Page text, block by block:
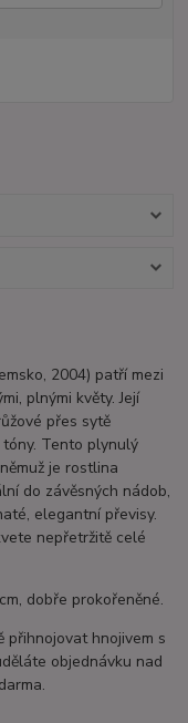
2004) patří mezi
plnými květy. Její
přes sytě
Tento plynulý
je rostlina
do závěsných nádob,
elegantní převisy.
nepřetržitě celé
dobře prokořeněné.
přihnojovat hnojivem s
objednávku nad